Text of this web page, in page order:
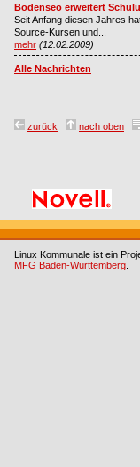
Bodenseo erweitert
Seit Anfang diesen Jahres
Source-Kursen und...
mehr (12.02.2009)
Alle Nachrichten
zurück nach oben
Linux Kommunale ist ein
MFG Baden-Württemberg